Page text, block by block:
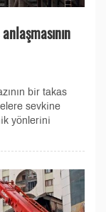
bir takas
sevkine
yönlerini